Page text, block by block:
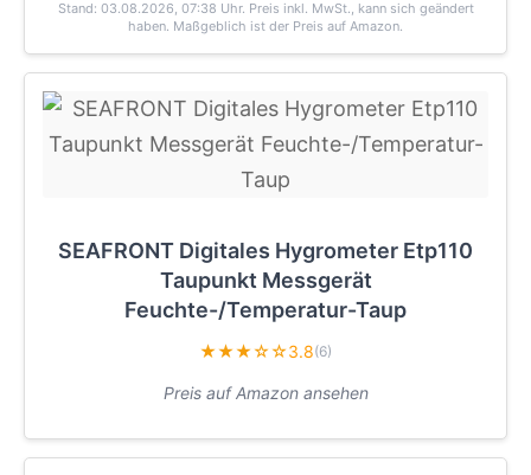
Stand: 03.08.2026, 07:38 Uhr. Preis inkl. MwSt., kann sich geändert
haben. Maßgeblich ist der Preis auf Amazon.
SEAFRONT Digitales Hygrometer Etp110
Taupunkt Messgerät
Feuchte-/Temperatur-Taup
★★★☆☆3.8(6)
Preis auf Amazon ansehen